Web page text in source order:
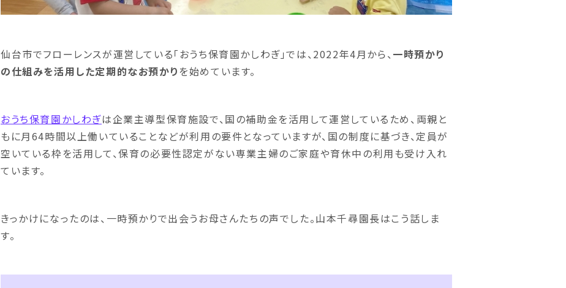
仙台市でフローレンスが運営している「おうち保育園かしわぎ」では、2022年4月から、 一時預かり
の仕組みを活用した定期的なお預かり を始めています。
おうち保育園かしわぎは企業主導型保育施設で、国の補助金を活用して運営しているため、両親と
もに月64時間以上働いていることなどが利用の要件となっていますが、国の制度に基づき、定員が
空いている枠を活用して、保育の必要性認定がない専業主婦のご家庭や育休中の利用も受け入れ
ています。
きっかけになったのは、一時預かりで出会うお母さんたちの声でした。山本千尋園長はこう話しま
す。